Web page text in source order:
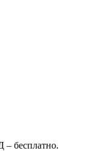
бесплатно.